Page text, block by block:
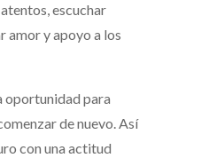
escuchar
amor y apoyo a los
oportunidad para
de nuevo. Así
con una actitud